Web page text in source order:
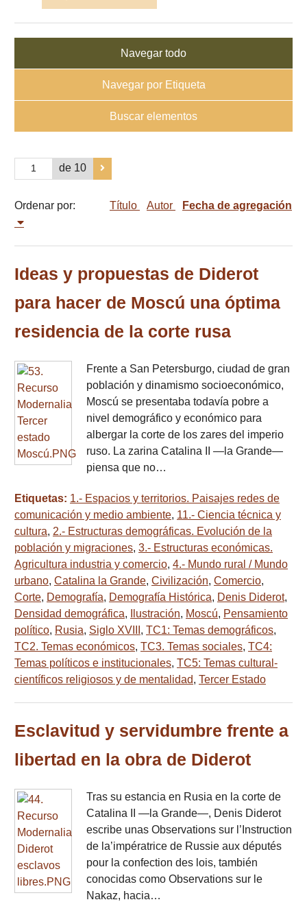
Navegar todo
Navegar por Etiqueta
Buscar elementos
de 10
Ordenar por: Título Autor Fecha de agregación
Ideas y propuestas de Diderot
para hacer de Moscú una óptima
residencia de la corte rusa
Frente a San Petersburgo, ciudad de gran
población y dinamismo socioeconómico,
Moscú se presentaba todavía pobre a
nivel demográfico y económico para
albergar la corte de los zares del imperio
ruso. La zarina Catalina II —la Grande—
piensa que no…
Etiquetas: 1.- Espacios y territorios. Paisajes redes de
comunicación y medio ambiente, 11.- Ciencia técnica y
cultura, 2.- Estructuras demográficas. Evolución de la
población y migraciones, 3.- Estructuras económicas.
Agricultura industria y comercio, 4.- Mundo rural / Mundo
urbano, Catalina la Grande, Civilización, Comercio,
Corte, Demografía, Demografía Histórica, Denis Diderot,
Densidad demográfica, Ilustración, Moscú, Pensamiento
político, Rusia, Siglo XVIII , TC1: Temas demográficos,
TC2. Temas económicos, TC3. Temas sociales, TC4:
Temas políticos e institucionales, TC5: Temas cultural-
científicos religiosos y de mentalidad, Tercer Estado
Esclavitud y servidumbre frente a
libertad en la obra de Diderot
Tras su estancia en Rusia en la corte de
Catalina II —la Grande—, Denis Diderot
escribe unas Observations sur l’Instruction
de la’impératrice de Russie aux députés
pour la confection des lois, también
conocidas como Observations sur le
Nakaz, hacia…